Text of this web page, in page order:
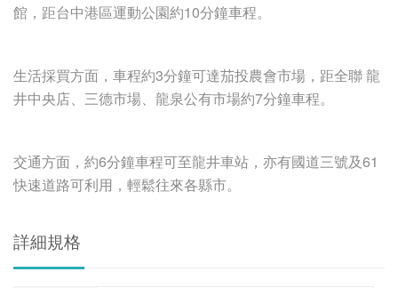
館，距台中港區運動公園約10分鐘車程。
生活採買方面，車程約3分鐘可達茄投農會市場，距全聯 龍
井中央店、三德市場、龍泉公有市場約7分鐘車程。
交通方面，約6分鐘車程可至龍井車站，亦有國道三號及61
快速道路可利用，輕鬆往來各縣市。
詳細規格